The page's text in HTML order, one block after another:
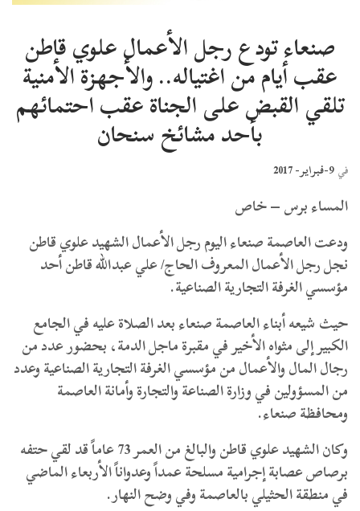
صنعاء تودع رجل الأعمال علوي قاطن
عقب أيام من اغتياله.. والأجهزة الأمنية
تلقي القبض على الجناة عقب احتمائهم
بأحد مشائخ سنحان
في 9-فبراير- 2017
المساء برس – خاص
ودعت العاصمة صنعاء اليوم رجل الأعمال الشهيد علوي قاطن
نجل رجل الأعمال المعروف الحاج/ علي عبدالله قاطن أحد
مؤسسي الغرفة التجارية الصناعية.
حيث شيعه أبناء العاصمة صنعاء بعد الصلاة عليه في الجامع
الكبير إلى مثواه الأخير في مقبرة ماجل الدمة، بحضور عدد من
رجال المال والأعمال من مؤسسي الغرفة التجارية الصناعية وعدد
من المسؤولين في وزارة الصناعة والتجارة وأمانة العاصمة
ومحافظة صنعاء.
وكان الشهيد علوي قاطن والبالغ من العمر 73 عاماً قد لقي حتفه
برصاص عصابة إجرامية مسلحة عمداً وعدواناً الأربعاء الماضي
في منطقة الحثيلي بالعاصمة وفي وضح النهار.